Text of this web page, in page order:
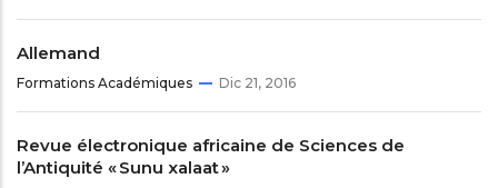
Allemand
Formations Académiques Dic 21, 2016
Revue électronique africaine de Sciences de
l’Antiquité « Sunu xalaat »